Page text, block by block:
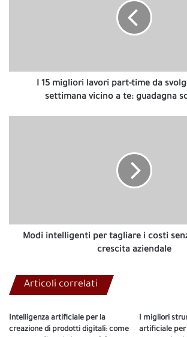
nel
I 15 migliori lavori part-time da
settimana vicino a te: guadagna
sulla
crescitaModi intelligenti per tagliare i costi
crescita aziendale
Articoli correlati
Intelligenza artificiale per la
creazione di prodotti digitali: come
I migliori
artificiale per